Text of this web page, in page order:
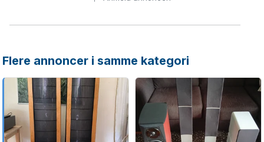
Flere annoncer i samme kategori